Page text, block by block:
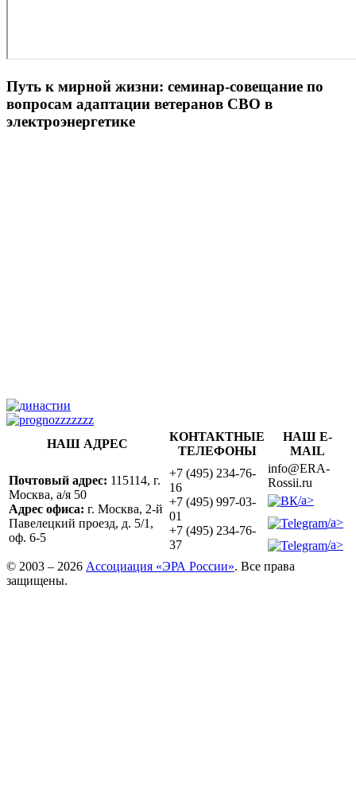
Путь к мирной жизни: семинар-совещание по
вопросам адаптации ветеранов СВО в
электроэнергетике
НАШ АДРЕС
КОНТАКТНЫЕ
ТЕЛЕФОНЫ
НАШ E-
MAIL
Почтовый адрес: 115114, г.
Москва, а/я 50
Адрес офиса: г. Москва, 2-й
Павелецкий проезд, д. 5/1,
оф. 6-5
+7 (495) 234-76-
16
+7 (495) 997-03-
01
+7 (495) 234-76-
37
info@ERA-
Rossii.ru
/a>
/a>
/a>
© 2003 – 2026 Ассоциация «ЭРА России». Все права
защищены.